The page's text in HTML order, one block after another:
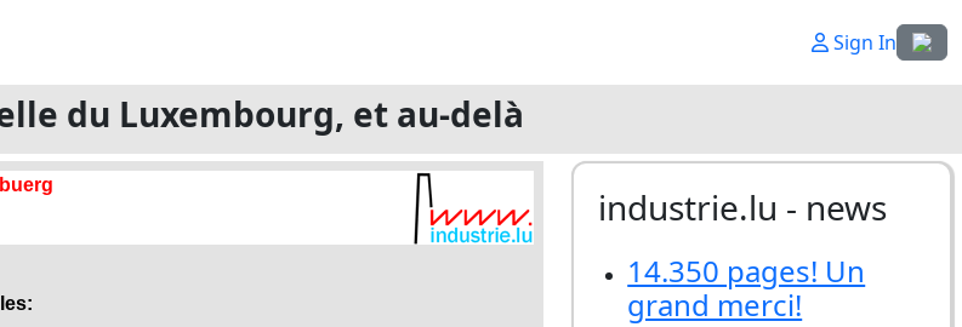
Sign In
du Luxembourg, et au-delà
industrie.lu - news
14.350 pages! Un
grand merci!